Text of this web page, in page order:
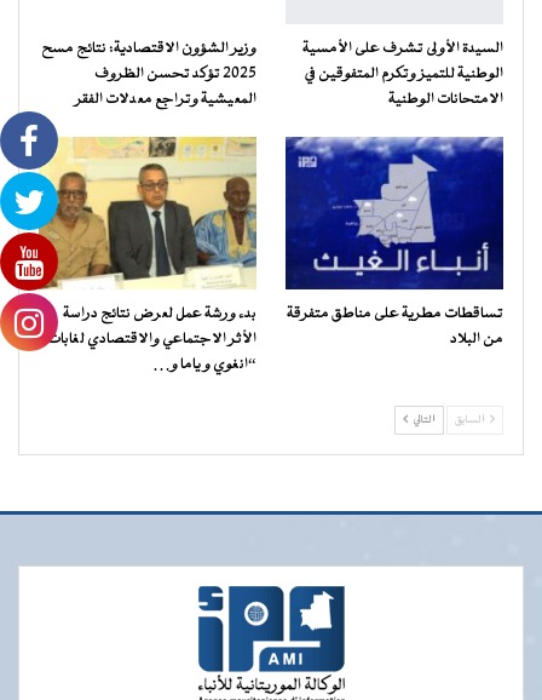
السيدة الأولى تشرف على الأمسية
الوطنية للتميز وتكرم المتفوقين في
الامتحانات الوطنية
وزير الشؤون الاقتصادية: نتائج مسح
2025 تؤكد تحسن الظروف
المعيشية وتراجع معدلات الفقر
تساقطات مطرية على مناطق متفرقة
من البلاد
بدء ورشة عمل لعرض نتائج دراسة
الأثر الاجتماعي والاقتصادي لغابات
“انغوي و ياما و…
السابق التالي